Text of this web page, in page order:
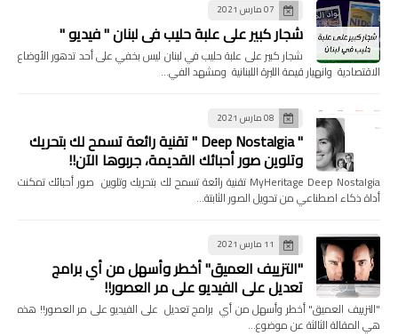
07 مارس 2021
شجار كبير على علبة حليب في لبنان " فيديو "
شجار كبير على علبة حليب في لبنان ليس بخفي على أحد تدهور الأوضاع
الاقتصادية وانهيار قيمة الليرة اللبنانية ومشهد الفي…
08 مارس 2021
" Deep Nostalgia " تقنية رائعة تسمح لك بتحريك
وتلوين صور أحبائك القديمة، جربوها الآن!!
MyHeritage Deep Nostalgia تقنية رائعة تسمح لك بتحريك وتلوين صور أحبائك تمكنت
أداة ذكاء اصطناعي من تحويل الصور الثابتة…
11 مارس 2021
"التزييف العميق" أخطر وأسهل من أي برامج
تعديل على الفيديو على مر العصور!!
"التزييف العميق" أخطر وأسهل من أي برامج تعديل على الفيديو على مر العصور!! هذه
هي المقالة الثالثة عن موضوع…